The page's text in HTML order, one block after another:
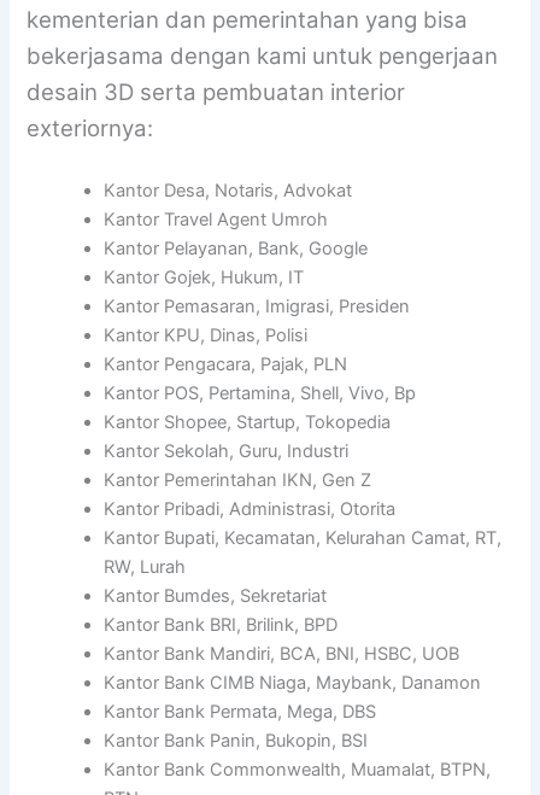
kementerian dan pemerintahan yang bisa
bekerjasama dengan kami untuk pengerjaan
desain 3D serta pembuatan interior
exteriornya:
Kantor Desa, Notaris, Advokat
Kantor Travel Agent Umroh
Kantor Pelayanan, Bank, Google
Kantor Gojek, Hukum, IT
Kantor Pemasaran, Imigrasi, Presiden
Kantor KPU, Dinas, Polisi
Kantor Pengacara, Pajak, PLN
Kantor POS, Pertamina, Shell, Vivo, Bp
Kantor Shopee, Startup, Tokopedia
Kantor Sekolah, Guru, Industri
Kantor Pemerintahan IKN, Gen Z
Kantor Pribadi, Administrasi, Otorita
Kantor Bupati, Kecamatan, Kelurahan Camat, RT,
RW, Lurah
Kantor Bumdes, Sekretariat
Kantor Bank BRI, Brilink, BPD
Kantor Bank Mandiri, BCA, BNI, HSBC, UOB
Kantor Bank CIMB Niaga, Maybank, Danamon
Kantor Bank Permata, Mega, DBS
Kantor Bank Panin, Bukopin, BSI
Kantor Bank Commonwealth, Muamalat, BTPN,